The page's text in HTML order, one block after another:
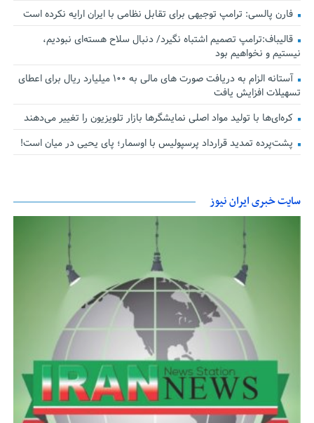
فارن پالسی: ترامپ توجیهی برای تقابل نظامی با ایران ارایه نکرده است
قالیباف:ترامپ تصمیم اشتباه نگیرد/ دنبال سلاح هسته‌ای نبودیم،
نیستیم و نخواهیم بود
آستانه الزام به دریافت صورت های مالی به ۱۰۰ میلیارد ریال برای اعطای
تسهیلات افزایش یافت
کره‌ای‌ها با تولید مواد اصلی نمایشگرها بازار تلویزیون را تغییر می‌دهند
پشت‌پرده تمدید قرارداد پرسپولیس با اوسمار؛ پای یحیی در میان است!
سایت خبری ایران نیوز